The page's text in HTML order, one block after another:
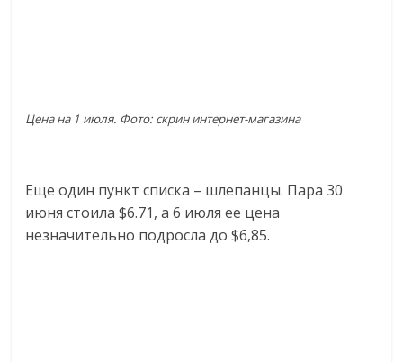
Цена на 1 июля. Фото: скрин интернет-магазина
Еще один пункт списка – шлепанцы. Пара 30
июня стоила $6.71, а 6 июля ее цена
незначительно подросла до $6,85.